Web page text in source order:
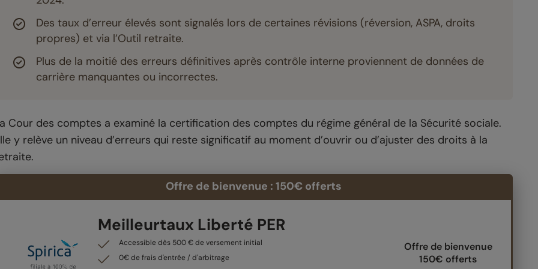
Des taux d’erreur élevés sont signalés lors de certaines révisions (réversion, ASPA, droits
propres) et via l’Outil retraite.
Plus de la moitié des erreurs définitives après contrôle interne proviennent de données de
carrière manquantes ou incorrectes.
Cour des comptes a examiné la certification des comptes du régime général de la Sécurité sociale.
y relève un niveau d’erreurs qui reste significatif au moment d’ouvrir ou d’ajuster des droits à la
Offre de bienvenue : 150€ offerts
Meilleurtaux Liberté PER
Accessible dès 500 € de versement initial
0€ de frais d'entrée / d'arbitrage
Offre de bienvenue
150€ offerts